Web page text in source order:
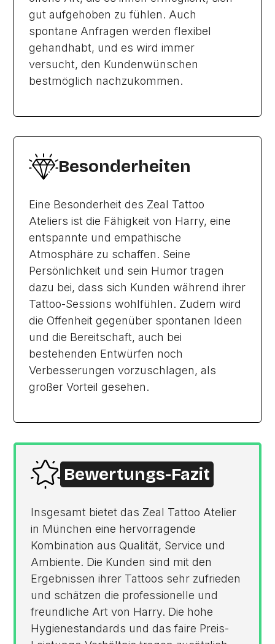
gut aufgehoben zu fühlen. Auch
spontane Anfragen werden flexibel
gehandhabt, und es wird immer
versucht, den Kundenwünschen
bestmöglich nachzukommen.
Besonderheiten
Eine Besonderheit des Zeal Tattoo
Ateliers ist die Fähigkeit von Harry, eine
entspannte und empathische
Atmosphäre zu schaffen. Seine
Persönlichkeit und sein Humor tragen
dazu bei, dass sich Kunden während ihrer
Tattoo-Sessions wohlfühlen. Zudem wird
die Offenheit gegenüber spontanen Ideen
und die Bereitschaft, auch bei
bestehenden Entwürfen noch
Verbesserungen vorzuschlagen, als
großer Vorteil gesehen.
Bewertungs-Fazit
Insgesamt bietet das Zeal Tattoo Atelier
in München eine hervorragende
Kombination aus Qualität, Service und
Ambiente. Die Kunden sind mit den
Ergebnissen ihrer Tattoos sehr zufrieden
und schätzen die professionelle und
freundliche Art von Harry. Die hohe
Hygienestandards und das faire Preis-